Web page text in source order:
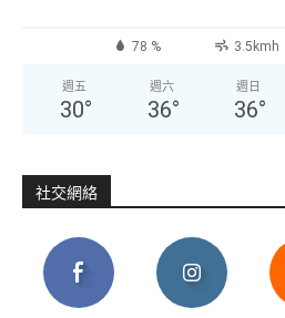
78 % 3.5kmh
週五
30°
週六
36°
週日
36°
社交網絡